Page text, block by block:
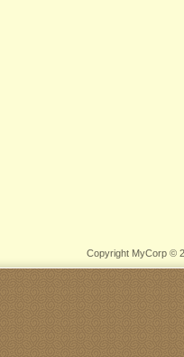
Copyright MyCorp ©